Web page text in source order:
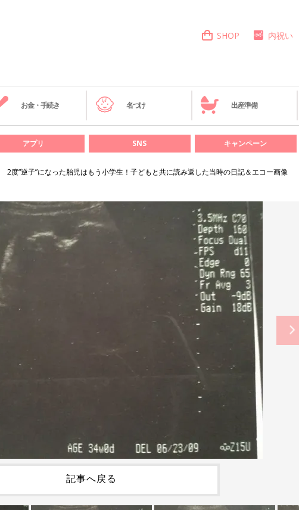
SHOP 内祝い
お金・手続き 名づけ 出産準備
アプリ SNS キャンペーン
2度“逆子”になった胎児はもう小学生！子どもと共に読み返した当時の日記＆エコー画像
記事へ戻る